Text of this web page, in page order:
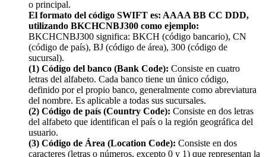
o principal.
El formato del código SWIFT es: AAAA BB CC DDD,
utilizando BKCHCNBJ300 como ejemplo:
BKCHCNBJ300 significa: BKCH (código bancario), CN
(código de país), BJ (código de área), 300 (código de
sucursal).
(1) Código del banco (Bank Code): Consiste en cuatro
letras del alfabeto. Cada banco tiene un único código,
definido por el propio banco, generalmente como abreviatura
del nombre. Es aplicable a todas sus sucursales.
(2) Código de país (Country Code): Consiste en dos letras
del alfabeto que identifican el país o la región geográfica del
usuario.
(3) Código de Área (Location Code): Consiste en dos
caracteres (letras o números, excepto 0 y 1) que representan la